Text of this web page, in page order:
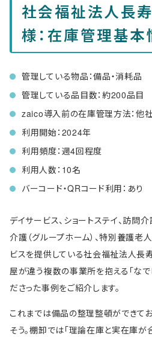
社会福祉法人長
様：在庫管理基本
管理している物品：備品・消耗品
管理している品目数：約200品目
zaico導入前の在庫管理方法：他
利用開始：2024年
利用頻度：週4回程度
利用人数：10名
バーコード・QRコード利用：あり
デイサービス、ショートステイ、訪問
介護（グループホーム）、特別養護
ビスを提供している社会福祉法人長
屋が違う複数の事業所を抱える「な
ださった事例をご紹介します。
これまでは備品の整理整頓ができて
そう。棚卸では「理論在庫と実在庫